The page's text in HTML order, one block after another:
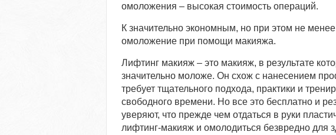
омоложения – высокая стоимость операций.
К значительно экономным, но при этом не
омоложение при помощи макияжа.
Лифтинг макияж – это макияж, в результате
значительно моложе. Он схож с нанесением
требует тщательного подхода, практики и
свободного времени. Но все это бесплатно и
уверяют, что прежде чем отдаться в руки
лифтинг-макияж и омолодиться безвредно для